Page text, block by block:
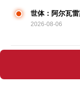
世体：阿尔瓦
2026-08-06